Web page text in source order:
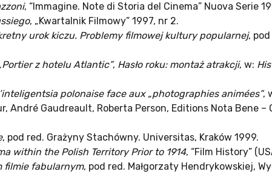
, “Immagine. Note di Storia del Cinema” Nuova Serie
, „Kwartalnik Filmowy” 1997, nr 2.
urok kiczu. Problemy filmowej kultury popularnej,
z hotelu Atlantic”, Hasło roku: montaż atrakcji, w:
Warszawa 1998.
polonaise face aux „photographies animées”,
André Gaudreault, Roberta Person, Editions Nota Bene –
, pod red. Grażyny Stachówny. Universitas, Kraków 1999.
within the Polish Territory Prior to 1914, “Film History”
filmie fabularnym, pod red. Małgorzaty Hendrykowskiej,